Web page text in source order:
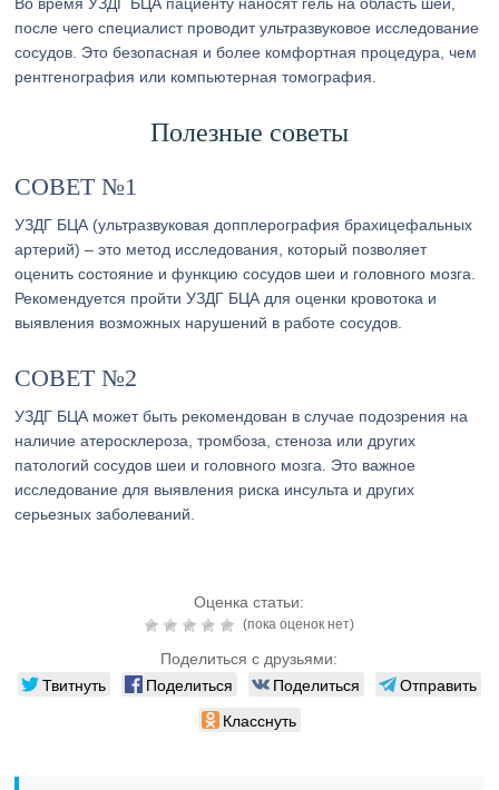
после чего специалист проводит ультразвуковое исследование
сосудов. Это безопасная и более комфортная процедура, чем
рентгенография или компьютерная томография.
Полезные советы
СОВЕТ №1
УЗДГ БЦА (ультразвуковая допплерография брахицефальных
артерий) – это метод исследования, который позволяет
оценить состояние и функцию сосудов шеи и головного мозга.
Рекомендуется пройти УЗДГ БЦА для оценки кровотока и
выявления возможных нарушений в работе сосудов.
СОВЕТ №2
УЗДГ БЦА может быть рекомендован в случае подозрения на
наличие атеросклероза, тромбоза, стеноза или других
патологий сосудов шеи и головного мозга. Это важное
исследование для выявления риска инсульта и других
серьезных заболеваний.
Оценка статьи:
(пока оценок нет)
Поделиться с друзьями:
Твитнуть Поделиться Поделиться
Отправить
Класснуть